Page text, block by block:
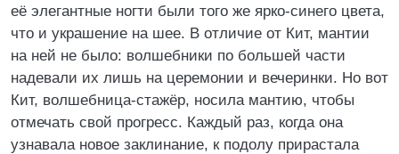
её элегантные ногти были того же ярко-синего цвета,
что и украшение на шее. В отличие от Кит, мантии
на ней не было: волшебники по большей части
надевали их лишь на церемонии и вечеринки. Но вот
Кит, волшебница-стажёр, носила мантию, чтобы
отмечать свой прогресс. Каждый раз, когда она
узнавала новое заклинание, к подолу прирастала